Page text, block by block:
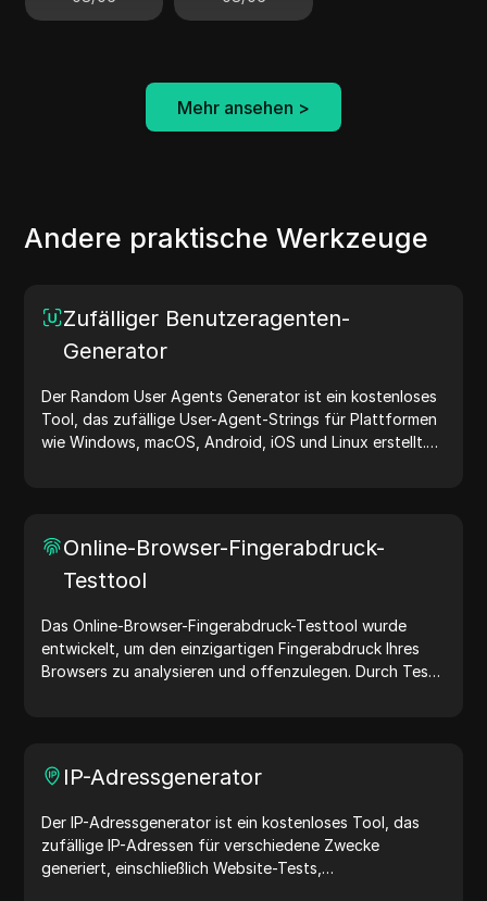
Mehr ansehen >
Andere praktische Werkzeuge
Zufälliger Benutzeragenten-
Generator
Der Random User Agents Generator ist ein kostenloses
Tool, das zufällige User-Agent-Strings für Plattformen
wie Windows, macOS, Android, iOS und Linux erstellt.
noch heute User-Agents!
Online-Browser-Fingerabdruck-
Testtool
Das Online-Browser-Fingerabdruck-Testtool wurde
entwickelt, um den einzigartigen Fingerabdruck Ihres
Browsers zu analysieren und offenzulegen. Durch Tests
IP-Adressgenerator
Der IP-Adressgenerator ist ein kostenloses Tool, das
zufällige IP-Adressen für verschiedene Zwecke
generiert, einschließlich Website-Tests,